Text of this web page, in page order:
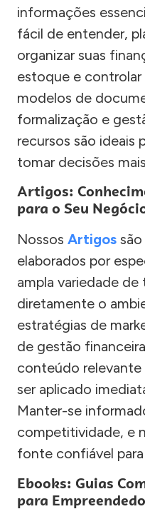
informações
fácil de entender,
organizar suas
estoque e controlar
modelos de
formalização e
recursos são ideais
tomar decisões
Artigos:
para o Seu
Nossos Artigos
elaborados por
ampla variedade
diretamente o
estratégias de
de gestão
conteúdo
ser aplicado
Manter-se
competitividade, e
fonte confiável para
Ebooks: Guias
para